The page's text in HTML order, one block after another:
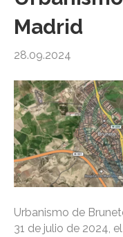
Madrid
28.09.2024
Urbanismo de
31 de julio de 2024,